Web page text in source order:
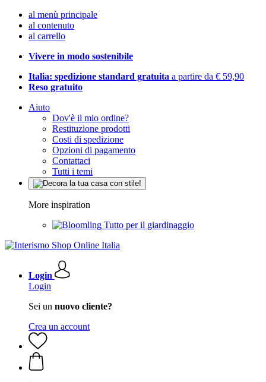
al menù principale
al contenuto
al carrello
Vivere in modo sostenibile
Italia: spedizione standard gratuita a partire da € 59,90
Reso gratuito
Aiuto
Dov'è il mio ordine?
Restituzione prodotti
Costi di spedizione
Opzioni di pagamento
Contattaci
Tutti i temi
More inspiration
Tutto per il giardinaggio
Login
Login
Sei un nuovo cliente?
Crea un account